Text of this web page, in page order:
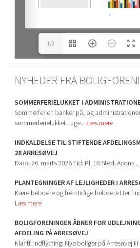
1/2
NYHEDER FRA
SOMMERFERIELUKKET I
Sommerferien banker på, og
sommerferielukket i uge... Læs mere
INDKALDELSE TIL STIFTENDE
28 ARRESØVEJ
Dato: 26. marts 2026 Tid: Kl. 18 Sted: Arions...
PLANTEGNINGER AF LEJLIGHEDER I
Kære beboere og fremtidige beboere Her
Læs mere
BOLIGFORENINGEN ÅBNER FOR
AFDELING PÅ ARRESØVEJ
Klar til indflytning: Nye boliger på Arresøvej